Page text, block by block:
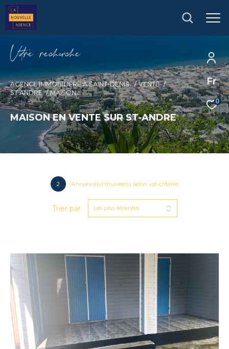
Fr
0
Vore recece
AGENCE IMMOBILIÈRE À SAINT-DENIS
VENTE
ST ANDRE
MAISON
MAISON EN VENTE SUR ST-ANDRE
2 Annonce(s) trouvée(s) selon vos critères
Trier par Les plus récentes